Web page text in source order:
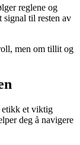
reglene og
signal til resten av
men om tillit og
etikk et viktig
deg å navigere